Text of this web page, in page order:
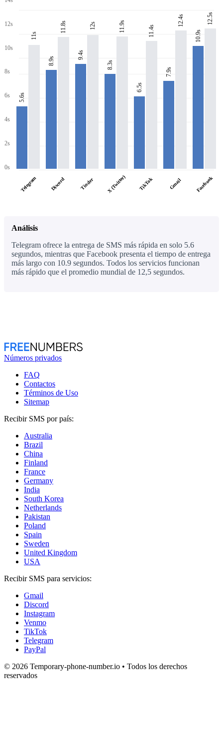
12s
10s
8s
6s
4s
2s
0s
5.6s
11s
Telegram
8.9s
11.8s
Discord
9.4s
12s
Tinder
8.3s
11.9s
X (Twitter)
6.5s
11.4s
TikTok
7.9s
12.4s
Gmail
10.9s
12.5s
Facebook
Análisis
Telegram ofrece la entrega de SMS más rápida en solo 5.6
segundos, mientras que Facebook presenta el tiempo de entrega
más largo con 10.9 segundos. Todos los servicios funcionan
más rápido que el promedio mundial de 12,5 segundos.
Números privados
FAQ
Contactos
Términos de Uso
Sitemap
Recibir SMS por país:
Australia
Brazil
China
Finland
France
Germany
India
South Korea
Netherlands
Pakistan
Poland
Spain
Sweden
United Kingdom
USA
Recibir SMS para servicios:
Gmail
Discord
Instagram
Venmo
TikTok
Telegram
PayPal
© 2026 Temporary-phone-number.io • Todos los derechos
reservados